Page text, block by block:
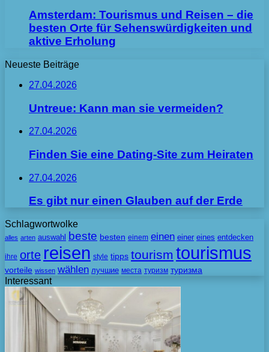
Amsterdam: Tourismus und Reisen – die
besten Orte für Sehenswürdigkeiten und
aktive Erholung
Neueste Beiträge
27.04.2026
Untreue: Kann man sie vermeiden?
27.04.2026
Finden Sie eine Dating-Site zum Heiraten
27.04.2026
Es gibt nur einen Glauben auf der Erde
Schlagwortwolke
alles arten auswahl beste besten einem einen einer eines entdecken
ihre orte reisen style tipps tourism tourismus
vorteile wissen wählen лучшие места туризм туризма
Interessant